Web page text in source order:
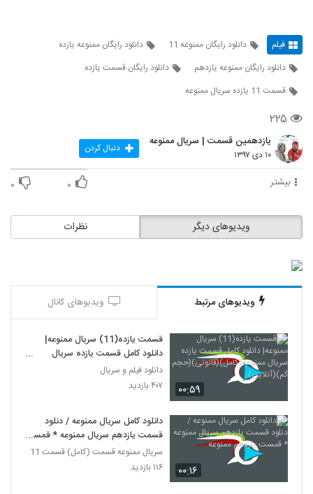
فیلم دانلود رایگان ممنوعه 11
دانلود رایگان ممنوعه یازده
دانلود رایگان ممنوعه یازدهم
دانلود رایگان قسمت یازده
قسمت 11 یازده سریال ممنوعه
۲۲۵
یازدهمین قسمت | سریال ممنوعه
۱۰ دی ۱۳۹۷ دنبال کردن
بیشتر ۰ ۰
نظرات ویدیوهای دیگر
ویدیوهای مرتبط ویدیوهای کانال
۰۰:۵۹
قسمت یازده(11) سریال ممنوعه|
دانلود کامل قسمت یازده سریال
ممنوعه(کامل)(قانونی)(حجم کم)
(آنلاین)
دانلود فیلم و سریال
۴۰۷ بازدید
۰۰:۱۶
دانلود کامل سریال ممنوعه / دنلود
قسمت یازدهم سریال ممنوعه * قمست
یازدهم ممنوعه
سریال ممنوعه قسمت (کامل) قسمت 11
۱۱۶ بازدید